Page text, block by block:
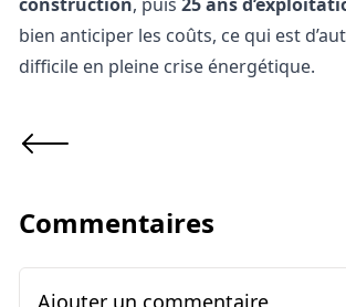
bien anticiper les coûts, ce qui est
difficile en pleine crise énergétique.
Commentaires
Ajouter un commentaire